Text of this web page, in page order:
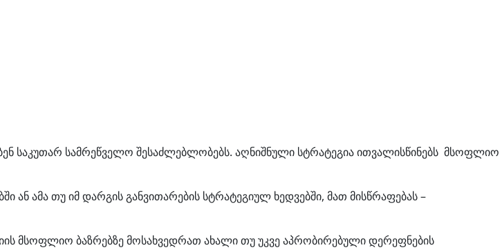
საკუთარ სამრეწველო შესაძლებლობებს. აღნიშნული სტრატეგია ითვალისწინებს მსოფლიო
ამა თუ იმ დარგის განვითარების სტრატეგიულ ხედვებში, მათ მისწრაფებას –
მსოფლიო ბაზრებზე მოსახვედრათ ახალი თუ უკვე აპრობირებული დერეფნების